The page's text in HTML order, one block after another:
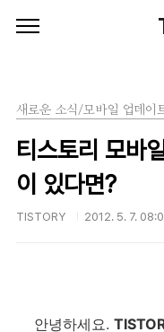
새로운 소식/모바일 업데이
티스토리 모바
이 있다면?
TISTORY 2012. 5. 7.
안녕하세요.